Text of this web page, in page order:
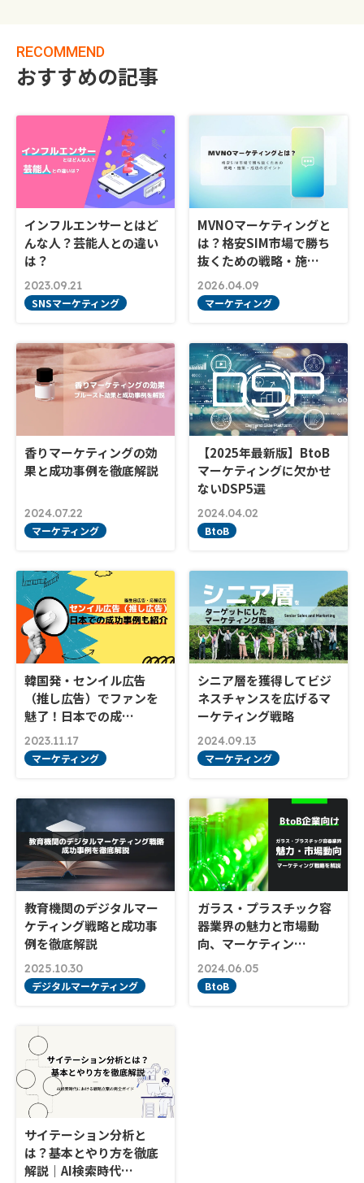
RECOMMEND
おすすめの記事
インフルエンサーとはど
んな人？芸能人との違い
は？
2023.09.21
SNSマーケティング
MVNOマーケティングと
は？格安SIM市場で勝ち
抜くための戦略・施…
2026.04.09
マーケティング
香りマーケティングの効
果と成功事例を徹底解説
2024.07.22
マーケティング
【2025年最新版】BtoB
マーケティングに欠かせ
ないDSP5選
2024.04.02
BtoB
韓国発・センイル広告
（推し広告）でファンを
魅了！日本での成…
2023.11.17
マーケティング
シニア層を獲得してビジ
ネスチャンスを広げるマ
ーケティング戦略
2024.09.13
マーケティング
教育機関のデジタルマー
ケティング戦略と成功事
例を徹底解説
2025.10.30
デジタルマーケティング
ガラス・プラスチック容
器業界の魅力と市場動
向、マーケティン…
2024.06.05
BtoB
サイテーション分析と
は？基本とやり方を徹底
解説｜AI検索時代…